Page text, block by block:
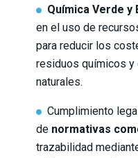
Química Verde y
en el uso de
para reducir los
residuos químicos y
naturales.
Cumplimiento
de normativas
trazabilidad